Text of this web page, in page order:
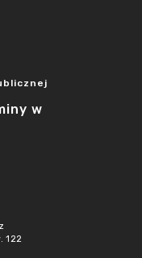
w
122